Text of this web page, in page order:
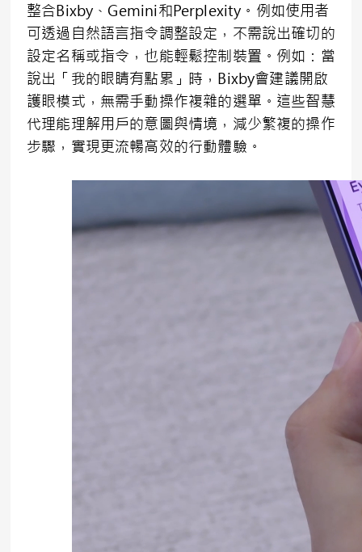
整合Bixby、Gemini和Perplexity。例如使用者
可透過自然語言指令調整設定，不需說出確切的
設定名稱或指令，也能輕鬆控制裝置。例如：當
說出「我的眼睛有點累」時，Bixby會建議開啟
護眼模式，無需手動操作複雜的選單。這些智慧
代理能理解用戶的意圖與情境，減少繁複的操作
步驟，實現更流暢高效的行動體驗。